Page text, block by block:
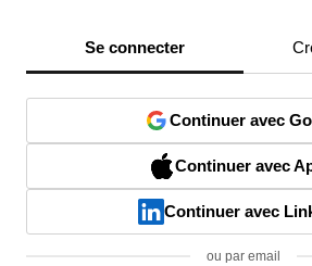
Se connecter
Continuer avec
Continuer avec
Continuer avec
ou par email